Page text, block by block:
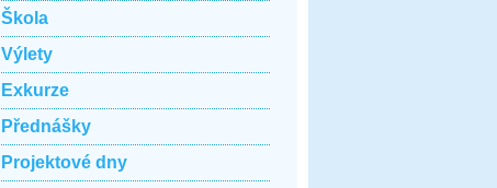
Škola
Výlety
Exkurze
Přednášky
Projektové dny